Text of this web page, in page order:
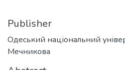
Publisher
Одеський національний
Мечникова